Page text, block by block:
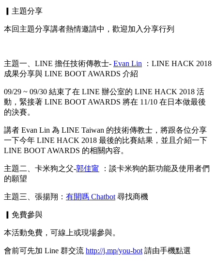
▎主題分享
本回主題分享講者熱情邀請中，歡迎加入分享行列
主題一、LINE 擔任技術傳教士- Evan Lin ：LINE HACK 2018
成果分享與 LINE BOOT AWARDS 介紹
09/29 ~ 09/30 結束了在 LINE 辦公室的 LINE HACK 2018 活
動，緊接著 LINE BOOT AWARDS 將在 11/10 在日本做最後
的決賽。
講者 Evan Lin 為 LINE Taiwan 的技術傳教士，將跟各位分享
一下今年 LINE HACK 2018 最後的比賽結果，並且介紹一下
LINE BOOT AWARDS 的相關內容。
主題二、卡米狗之父-郭佳甯 ：談卡米狗的新功能及使用者們
的願望
主題三、張揚翔： 有開嗎 Chatbot 尋找商機
▎免費參與
本活動免費，可線上或現場參與。
會前可先加 Line 群交流 http://j.mp/you-bot 請由手機點選